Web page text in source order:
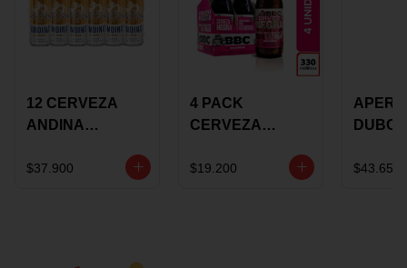
12 CERVEZA
ANDINA
LATON
$37.900
4 PACK
CERVEZA
ROSE BBC
$19.200
VINO
$43.650